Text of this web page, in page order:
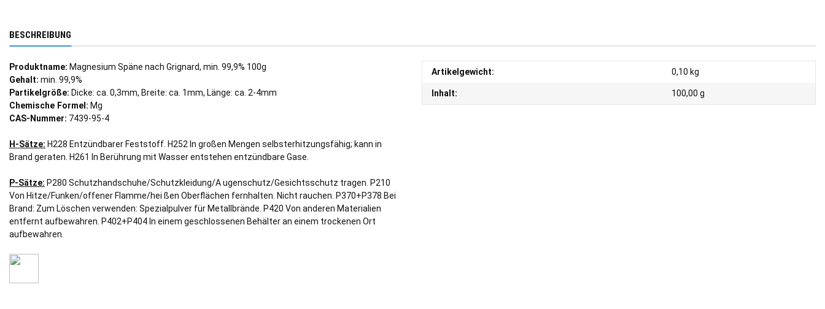
BESCHREIBUNG
Produktname: Magnesium Späne nach Grignard, min. 99,9% 100g
Gehalt: min. 99,9%
Partikelgröße: Dicke: ca. 0,3mm, Breite: ca. 1mm, Länge: ca. 2-4mm
Chemische Formel: Mg
CAS-Nummer: 7439-95-4
H-Sätze: H228 Entzündbarer Feststoff. H252 In großen Mengen selbsterhitzungsfähig; kann in
Brand geraten. H261 In Berührung mit Wasser entstehen entzündbare Gase.
P-Sätze: P280 Schutzhandschuhe/Schutzkleidung/A ugenschutz/Gesichtsschutz tragen. P210
Von Hitze/Funken/offener Flamme/hei ßen Oberflächen fernhalten. Nicht rauchen. P370+P378 Bei
Brand: Zum Löschen verwenden: Spezialpulver für Metallbrände. P420 Von anderen Materialien
entfernt aufbewahren. P402+P404 In einem geschlossenen Behälter an einem trockenen Ort
aufbewahren.
Artikelgewicht: 0,10 kg
Inhalt: 100,00 g